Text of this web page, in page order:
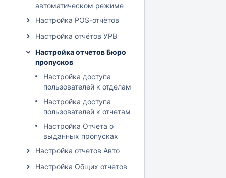
автоматическом режиме
Настройка POS-отчётов
Настройка отчётов УРВ
Настройка отчетов Бюро
пропусков
Настройка доступа
пользователей к отделам
Настройка доступа
пользователей к отчетам
Настройка Отчета о
выданных пропусках
Настройка отчетов Авто
Настройка Общих отчетов